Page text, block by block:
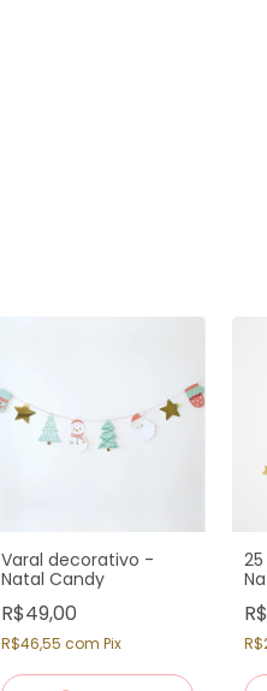
Varal decorativo -
Natal Candy
R$49,00
R$46,55com Pix